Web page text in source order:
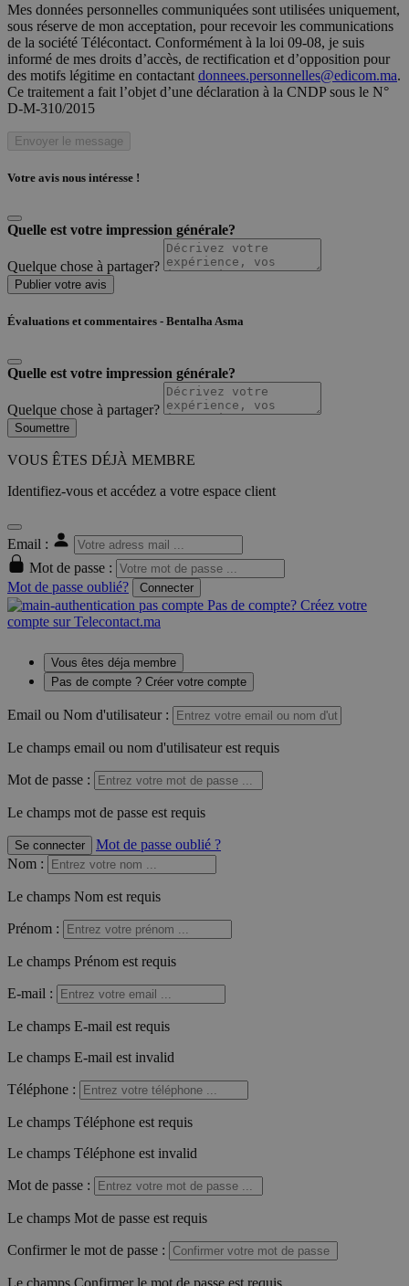
Mes données personnelles communiquées sont utilisées uniquement,
sous réserve de mon acceptation, pour recevoir les communications
de la société Télécontact. Conformément à la loi 09-08, je suis
informé de mes droits d’accès, de rectification et d’opposition pour
des motifs légitime en contactant donnees.personnelles@edicom.ma.
Ce traitement a fait l’objet d’une déclaration à la CNDP sous le N°
D-M-310/2015
Envoyer le message
Votre avis nous intéresse !
Quelle est votre impression générale?
Quelque chose à partager?
Publier votre avis
Évaluations et commentaires - Bentalha Asma
Quelle est votre impression générale?
Quelque chose à partager?
Soumettre
VOUS ÊTES DÉJÀ MEMBRE
Identifiez-vous et accédez a votre espace client
Email :
Mot de passe :
Mot de passe oublié?
Connecter
Pas de compte? Créez votre
compte sur Telecontact.ma
Vous êtes déja membre
Pas de compte ? Créer votre compte
Email ou Nom d'utilisateur :
Le champs email ou nom d'utilisateur est requis
Mot de passe :
Le champs mot de passe est requis
Se connecter
Mot de passe oublié ?
Nom :
Le champs Nom est requis
Prénom :
Le champs Prénom est requis
E-mail :
Le champs E-mail est requis
Le champs E-mail est invalid
Téléphone :
Le champs Téléphone est requis
Le champs Téléphone est invalid
Mot de passe :
Le champs Mot de passe est requis
Confirmer le mot de passe :